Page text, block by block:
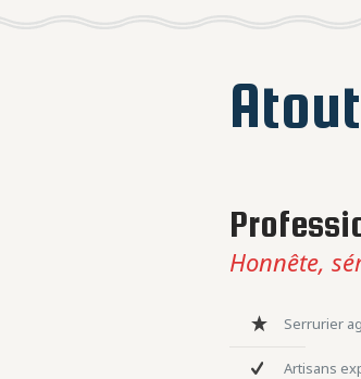
Honnête,
Serrurier
Artisans